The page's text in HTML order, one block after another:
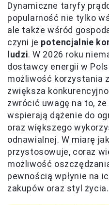
Dynamiczne taryfy
popularność nie tylko
ale także wśród
czyni je potencjalnie
ludzi. W 2026 roku
dostawcy energii w
możliwość korzystania
zwiększa
zwrócić uwagę na to,
wspierają dążenie do
oraz większego
odnawialnej. W miarę
przystosowuje, coraz
możliwość
pewnością wpłynie na
zakupów oraz styl życia.